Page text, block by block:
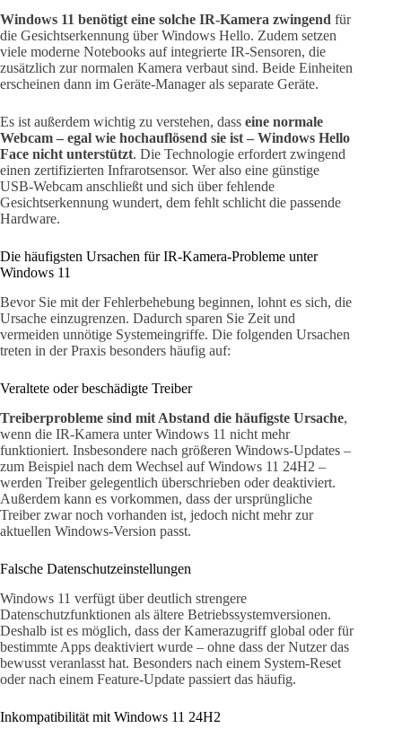
Windows 11 benötigt eine solche IR-Kamera zwingend für
die Gesichtserkennung über Windows Hello. Zudem setzen
viele moderne Notebooks auf integrierte IR-Sensoren, die
zusätzlich zur normalen Kamera verbaut sind. Beide Einheiten
erscheinen dann im Geräte-Manager als separate Geräte.
Es ist außerdem wichtig zu verstehen, dass eine normale
Webcam – egal wie hochauflösend sie ist – Windows Hello
Face nicht unterstützt. Die Technologie erfordert zwingend
einen zertifizierten Infrarotsensor. Wer also eine günstige
USB-Webcam anschließt und sich über fehlende
Gesichtserkennung wundert, dem fehlt schlicht die passende
Hardware.
Die häufigsten Ursachen für IR-Kamera-Probleme unter
Windows 11
Bevor Sie mit der Fehlerbehebung beginnen, lohnt es sich, die
Ursache einzugrenzen. Dadurch sparen Sie Zeit und
vermeiden unnötige Systemeingriffe. Die folgenden Ursachen
treten in der Praxis besonders häufig auf:
Veraltete oder beschädigte Treiber
Treiberprobleme sind mit Abstand die häufigste Ursache,
wenn die IR-Kamera unter Windows 11 nicht mehr
funktioniert. Insbesondere nach größeren Windows-Updates –
zum Beispiel nach dem Wechsel auf Windows 11 24H2 –
werden Treiber gelegentlich überschrieben oder deaktiviert.
Außerdem kann es vorkommen, dass der ursprüngliche
Treiber zwar noch vorhanden ist, jedoch nicht mehr zur
aktuellen Windows-Version passt.
Falsche Datenschutzeinstellungen
Windows 11 verfügt über deutlich strengere
Datenschutzfunktionen als ältere Betriebssystemversionen.
Deshalb ist es möglich, dass der Kamerazugriff global oder für
bestimmte Apps deaktiviert wurde – ohne dass der Nutzer das
bewusst veranlasst hat. Besonders nach einem System-Reset
oder nach einem Feature-Update passiert das häufig.
Inkompatibilität mit Windows 11 24H2